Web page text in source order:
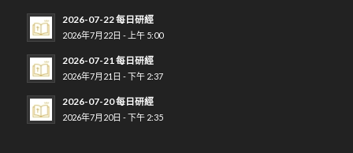
2026-07-22 每日研經
2026年7月22日 - 上午 5:00
2026-07-21 每日研經
2026年7月21日 - 下午 2:37
2026-07-20 每日研經
2026年7月20日 - 下午 2:35